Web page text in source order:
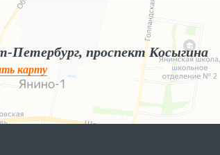
городской транспорт
Петербург, проспект Косыгина
карту